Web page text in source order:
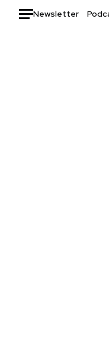
Newsletter